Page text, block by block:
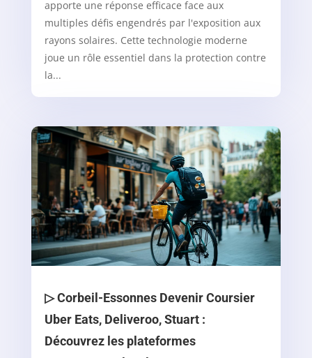
apporte une réponse efficace face aux
multiples défis engendrés par l'exposition aux
rayons solaires. Cette technologie moderne
joue un rôle essentiel dans la protection contre
la...
▷ Corbeil-Essonnes Devenir Coursier
Uber Eats, Deliveroo, Stuart :
Découvrez les plateformes